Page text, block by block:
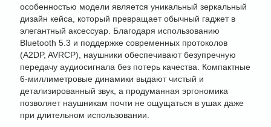
особенностью модели является уникальный зеркальный
дизайн кейса, который превращает обычный гаджет в
элегантный аксессуар. Благодаря использованию
Bluetooth 5.3 и поддержке современных протоколов
(A2DP, AVRCP), наушники обеспечивают безупречную
передачу аудиосигнала без потерь качества. Компактные
6-миллиметровые динамики выдают чистый и
детализированный звук, а продуманная эргономика
позволяет наушникам почти не ощущаться в ушах даже
при длительном использовании.